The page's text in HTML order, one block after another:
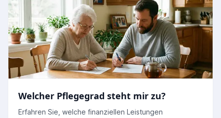
Welcher Pflegegrad steht mir zu?
Erfahren Sie, welche finanziellen Leistungen